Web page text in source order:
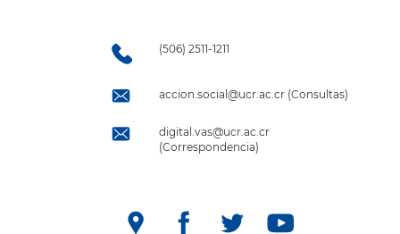
(506) 2511-1211
accion.social@ucr.ac.cr (Consultas)
digital.vas@ucr.ac.cr
(Correspondencia)